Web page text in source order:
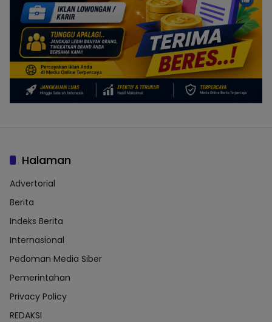
Halaman
Advertorial
Berita
Indeks Berita
Internasional
Pedoman Media Siber
Pemerintahan
Privacy Policy
REDAKSI